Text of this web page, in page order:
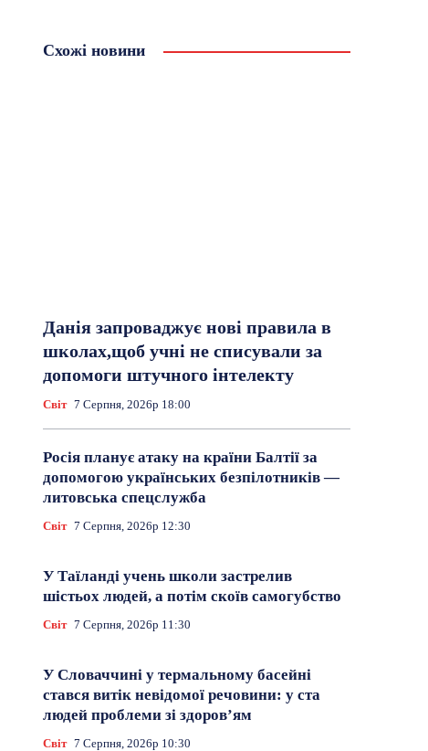
Схожі новини
Данія запроваджує нові правила в
школах,щоб учні не списували за
допомоги штучного інтелекту
Світ 7 Серпня, 2026р 18:00
Росія планує атаку на країни Балтії за
допомогою українських безпілотників —
литовська спецслужба
Світ 7 Серпня, 2026р 12:30
У Таїланді учень школи застрелив
шістьох людей, а потім скоїв самогубство
Світ 7 Серпня, 2026р 11:30
У Словаччині у термальному басейні
стався витік невідомої речовини: у ста
людей проблеми зі здоров’ям
Світ 7 Серпня, 2026р 10:30